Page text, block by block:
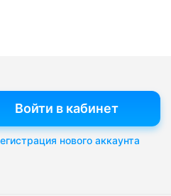
Войти в кабинет
нового аккаунта